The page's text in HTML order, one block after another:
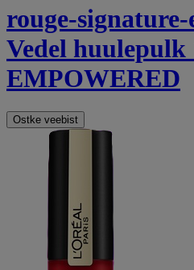
rouge-signature-
Vedel huulepulk
EMPOWERED
Ostke veebist